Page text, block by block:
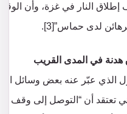
النار في غزة، وأن
لدى حماس”[3].
هدنة في المدى القريب
الذي عبّر عنه بعض وسائل
تعتقد أن “التوصل إلى وقف